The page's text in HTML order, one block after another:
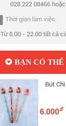
028.222 08466
Thời gian làm việc:
Từ 8.00 - 22.00 tất cả
BẠN CÓ
Bút
6.000đ